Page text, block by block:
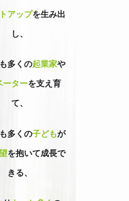
アップを生み出
し、
多くの起業家や
ーターを支え育
て、
多くの子どもが
を抱いて成長で
きる、